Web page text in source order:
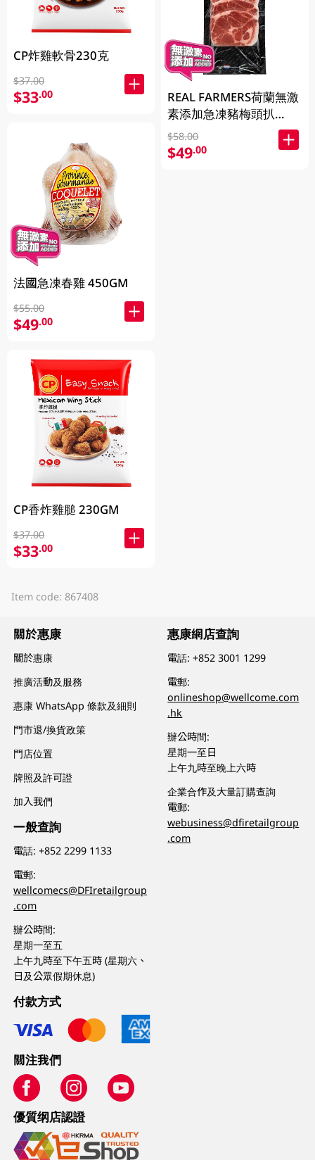
CP炸雞軟骨230克
$37.00
$33.00
法國急凍春雞 450GM
$55.00
$49.00
CP香炸雞膇 230GM
$37.00
$33.00
REAL FARMERS荷蘭無激
素添加急凍豬梅頭扒
400GM
$58.00
$49.00
Item code: 867408
關於惠康
關於惠康
推廣活動及服務
惠康 WhatsApp 條款及細則
門市退/換貨政策
門店位置
牌照及許可證
加入我們
一般查詢
電話:+852 2299 1133
電郵:
wellcomecs@DFIretailgroup
.com
辦公時間:
星期一至五
上午九時至下午五時 (星期六、
日及公眾假期休息)
惠康網店查詢
電話:+852 3001 1299
電郵:
onlineshop@wellcome.com
.hk
辦公時間:
星期一至日
上午九時至晚上六時
企業合作及大量訂購查詢
電郵:
webusiness@dfiretailgroup
.com
付款方式
關注我們
優質纲店認證